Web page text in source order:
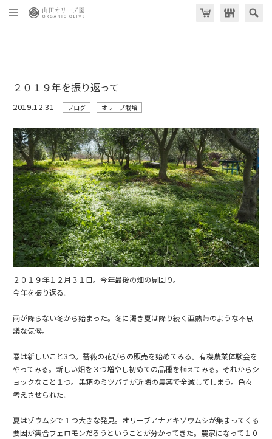
２０１９年を振り返って
2019.12.31 ブログ オリーブ栽培
２０１９年１２月３１日。今年最後の畑の見回り。
今年を振り返る。
雨が降らない冬から始まった。冬に渇き夏は降り続く亜熱帯のような不思
議な気候。
春は新しいこと3つ。薔薇の花びらの販売を始めてみる。有機農業体験会を
やってみる。新しい畑を３つ増やし初めての品種を植えてみる。それからシ
ョックなこと１つ。巣箱のミツバチが近隣の農薬で全滅してしまう。色々
考えさせられた。
夏はゾウムシで１つ大きな発見。オリーブアナアキゾウムシが集まってくる
要因が集合フェロモンだろうということが分かってきた。農家になって１０